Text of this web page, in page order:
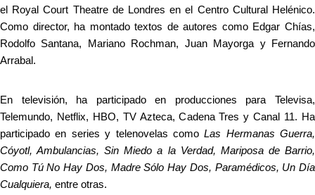
el Royal Court Theatre de Londres en el Centro Cultural Helénico.
Como director, ha montado textos de autores como Edgar Chías,
Rodolfo Santana, Mariano Rochman, Juan Mayorga y Fernando
Arrabal.
En televisión, ha participado en producciones para Televisa,
Telemundo, Netflix, HBO, TV Azteca, Cadena Tres y Canal 11. Ha
participado en series y telenovelas como Las Hermanas Guerra,
Cóyotl, Ambulancias, Sin Miedo a la Verdad, Mariposa de Barrio,
Como Tú No Hay Dos, Madre Sólo Hay Dos, Paramédicos, Un Día
Cualquiera, entre otras.